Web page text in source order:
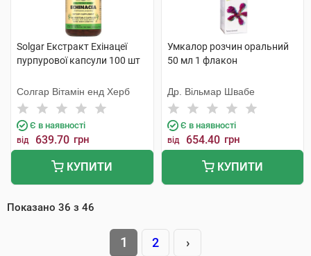
Solgar Екстракт Ехінацеї
пурпурової капсули 100 шт
Солгар Вітамін енд Херб
Є в наявності
від 639.70 грн
КУПИТИ
Умкалор розчин оральний
50 мл 1 флакон
Др. Вільмар Швабе
Є в наявності
від 654.40 грн
КУПИТИ
Показано 36 з 46
1 2 ›